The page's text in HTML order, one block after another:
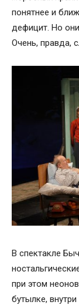
понятнее и
дефицит. Но
Очень, правда,
В спектакле
при этом
бутылке,